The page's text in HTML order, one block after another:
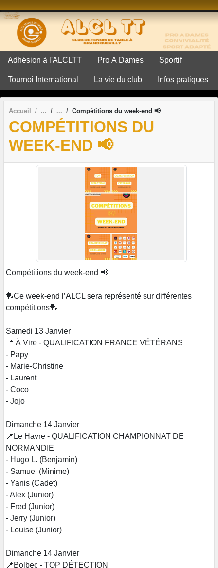
Adhésion à l'ALCLTT Pro A Dames Sportif
Tournoi International La vie du club Infos pratiques
Accueil Compétitions du week-end 📢
COMPÉTITIONS DU
WEEK-END 📢
Compétitions du week-end 📢
🏓Ce week-end l’ALCL sera représenté sur différentes
compétitions🏓
Samedi 13 Janvier
📍 À Vire - QUALIFICATION FRANCE VÉTÉRANS
- Papy
- Marie-Christine
- Laurent
- Coco
- Jojo
Dimanche 14 Janvier
📍Le Havre - QUALIFICATION CHAMPIONNAT DE
NORMANDIE
- Hugo L. (Benjamin)
- Samuel (Minime)
- Yanis (Cadet)
- Alex (Junior)
- Fred (Junior)
- Jerry (Junior)
- Louise (Junior)
Dimanche 14 Janvier
📍Bolbec - TOP DÉTECTION